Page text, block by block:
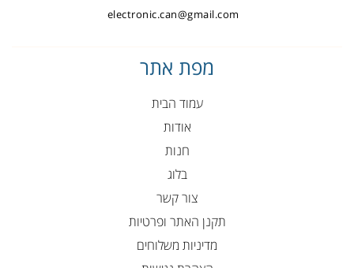
electronic.can@gmail.com
מפת אתר
עמוד הבית
אודות
חנות
בלוג
צור קשר
תקנן האתר ופרטיות
מדיניות משלוחים